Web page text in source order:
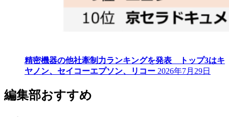
精密機器の他社牽制力ランキングを発表 トップ3はキ
ヤノン、セイコーエプソン、リコー 2026年7月29日
編集部おすすめ